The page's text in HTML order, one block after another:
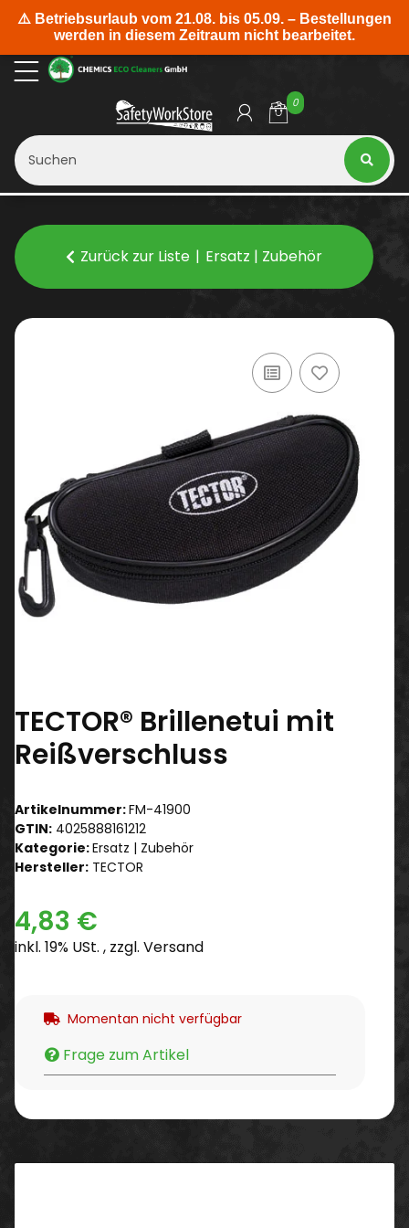
0
Zurück zur Liste Ersatz | Zubehör
TECTOR® Brillenetui mit
Reißverschluss
Artikelnummer:FM-41900
GTIN: 4025888161212
Kategorie:Ersatz | Zubehör
Hersteller: TECTOR
4,83 €
inkl. 19% USt. , zzgl. Versand
Momentan nicht verfügbar
Frage zum Artikel